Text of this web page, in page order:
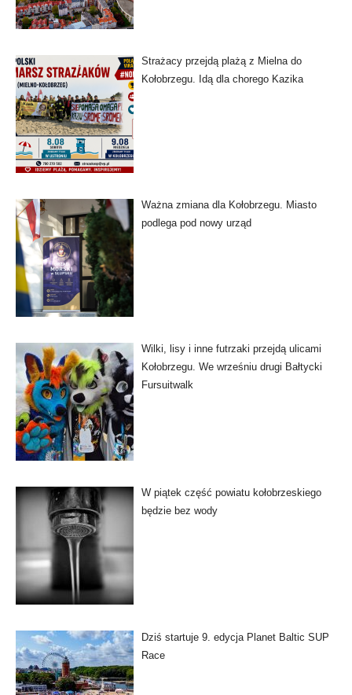
Strażacy przejdą plażą z Mielna do
Kołobrzegu. Idą dla chorego Kazika
Ważna zmiana dla Kołobrzegu. Miasto
podlega pod nowy urząd
Wilki, lisy i inne futrzaki przejdą ulicami
Kołobrzegu. We wrześniu drugi Bałtycki
Fursuitwalk
W piątek część powiatu kołobrzeskiego
będzie bez wody
Dziś startuje 9. edycja Planet Baltic SUP
Race